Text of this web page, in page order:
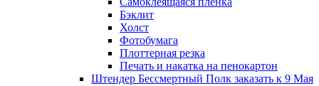
Бэклит
Холст
Фотобумага
Плоттерная резка
Печать и накатка на пенокартон
Штендер Бессмертный Полк заказать к 9 Мая